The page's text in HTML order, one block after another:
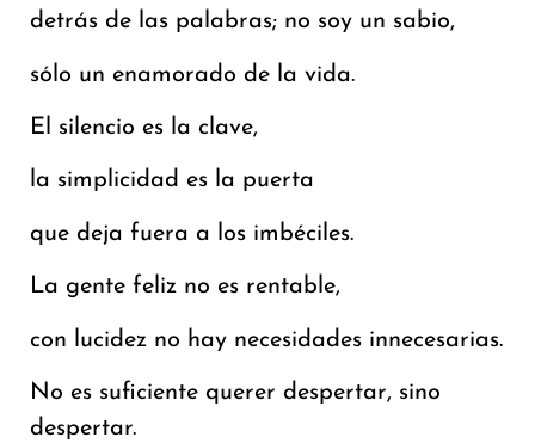
detrás de las palabras; no soy un sabio,
sólo un enamorado de la vida.
El silencio es la clave,
la simplicidad es la puerta
que deja fuera a los imbéciles.
La gente feliz no es rentable,
con lucidez no hay necesidades innecesarias.
No es suficiente querer despertar, sino
despertar.